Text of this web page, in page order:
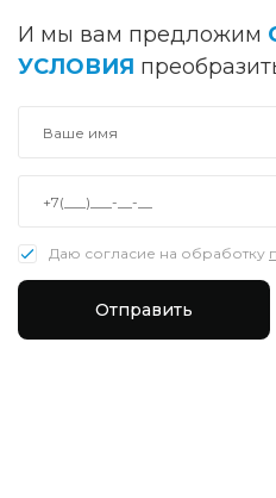
И мы вам предложим
УСЛОВИЯ
Даю согласие на обработку
Отправить